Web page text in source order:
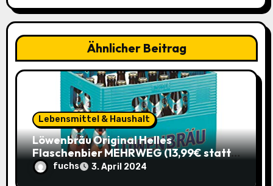
i
g
a
o
Ähnlicher Beitrag
Lebensmittel & Haushalt
Löwenbräu Original Helles
Flaschenbier MEHRWEG (13,99€ statt
17,49€) – Ein typisches Münchner
Original zum Sparpreis
fuchs 3. April 2024